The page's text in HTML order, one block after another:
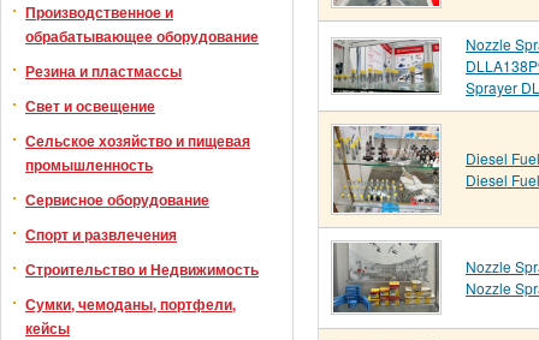
Производственное и
обрабатывающее оборудование
Резина и пластмассы
Свет и освещение
Сельское хозяйство и пищевая
промышленность
Сервисное оборудование
Спорт и развлечения
Строительство и Недвижимость
Сумки, чемоданы, портфели,
кейсы
Nozzle
Sprayer
Diesel
Diesel
Nozzle
Nozzle